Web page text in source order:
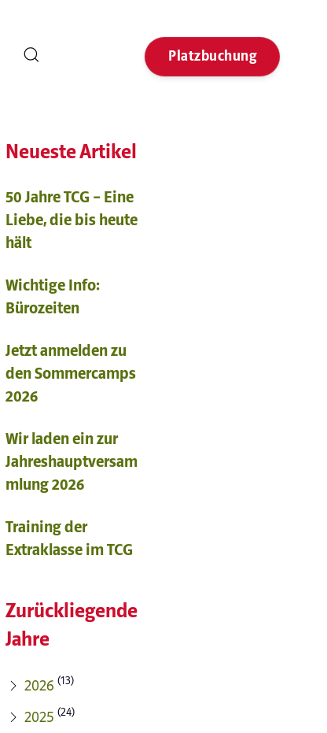
Platzbuchung
Neueste Artikel
50 Jahre TCG – Eine
Liebe, die bis heute
hält
Wichtige Info:
Bürozeiten
Jetzt anmelden zu
den Sommercamps
2026
Wir laden ein zur
Jahreshauptversam
mlung 2026
Training der
Extraklasse im TCG
Zurückliegende
Jahre
2026 (13)
2025 (24)